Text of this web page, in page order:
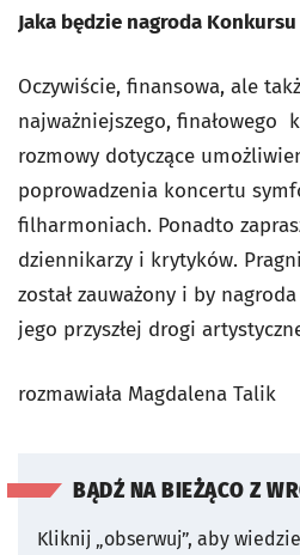
Jaka będzie nagroda
Oczywiście, finansowa, ale
najważniejszego, finałowego
rozmowy dotyczące
poprowadzenia koncertu
filharmoniach. Ponadto
dziennikarzy i krytyków.
został zauważony i by
jego przyszłej drogi
rozmawiała Magdalena Talik
BĄDŹ NA BIEŻĄCO Z
Kliknij „obserwuj”, aby